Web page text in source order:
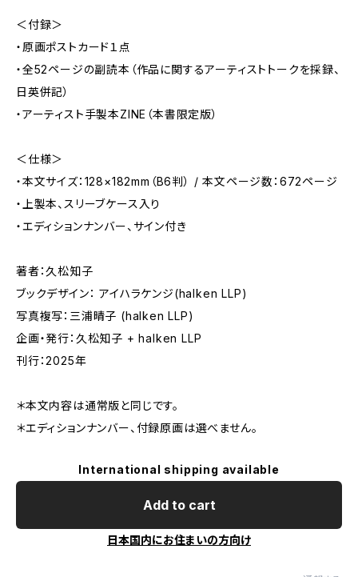
＜付録＞
・原画ポストカード１点
・全52ページの副読本（作品に関するアーティストトークを採録、
日英併記）
・アーティスト手製本ZINE（本書限定版）
＜仕様＞
・本文サイズ：128×182mm（B6判） / 本文ページ数：672ページ
・上製本、スリーブケース入り
・エディションナンバー、サイン付き
著者：久松知子
ブックデザイン： アイハラケンジ(halken LLP)
写真複写：三浦晴子 (halken LLP)
企画・発行：久松知子 + halken LLP
刊行：2025年
＊本文内容は通常版と同じです。
＊エディションナンバー、付録原画は選べません。
International shipping available
Add to cart
日本国内にお住まいの方向け